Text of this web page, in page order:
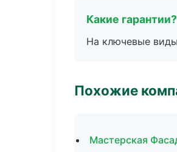
Какие гарантии?
На ключевые
Похожие
Мастерская